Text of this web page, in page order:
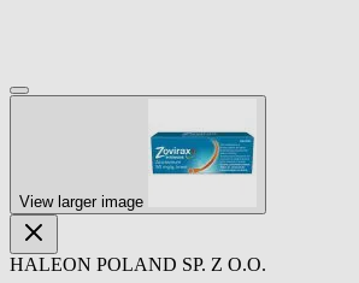
View larger image
HALEON POLAND SP. Z O.O.